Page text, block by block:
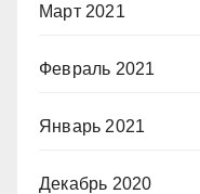
Март 2021
Февраль 2021
Январь 2021
Декабрь 2020